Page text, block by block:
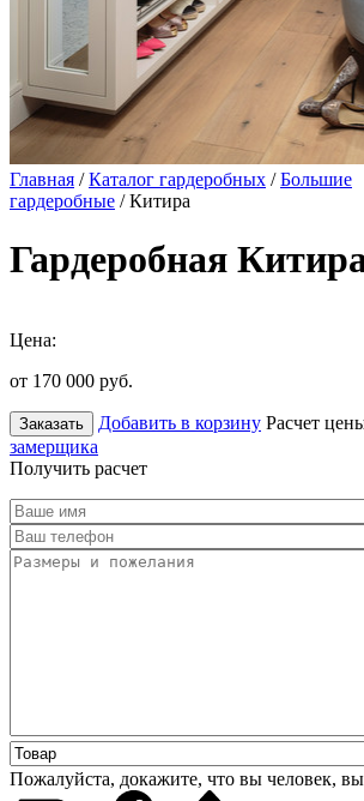
Главная /Каталог гардеробных /Большие
гардеробные / Китира
Гардеробная
Цена:
от 170 000 руб.
Заказать Добавить в корзину Расчет
замерщика
Получить расчет
Пожалуйста, докажите, что вы человек,